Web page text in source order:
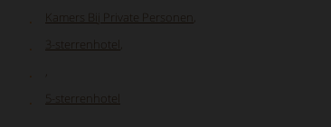
Kamers Bij Private Personen
3-sterrenhotel
5-sterrenhotel